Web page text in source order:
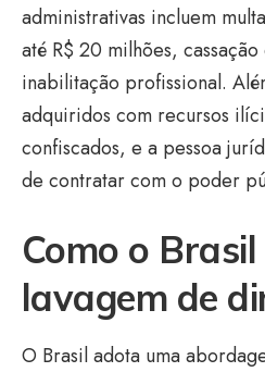
administrativas incluem
até R$ 20 milhões,
inabilitação profissional.
adquiridos com recursos
confiscados, e a pessoa
de contratar com o poder
Como o
lavagem de
O Brasil adota uma